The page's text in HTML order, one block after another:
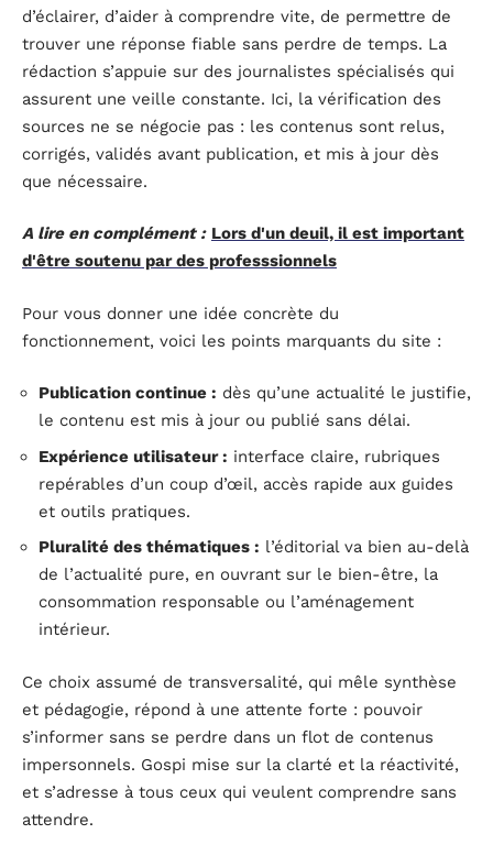
d’éclairer, d’aider à comprendre vite, de permettre de
trouver une réponse fiable sans perdre de temps. La
rédaction s’appuie sur des journalistes spécialisés qui
assurent une veille constante. Ici, la vérification des
sources ne se négocie pas : les contenus sont relus,
corrigés, validés avant publication, et mis à jour dès
que nécessaire.
A lire en complément : Lors d'un deuil, il est important
d'être soutenu par des professsionnels
Pour vous donner une idée concrète du
fonctionnement, voici les points marquants du site :
Publication continue : dès qu’une actualité le justifie,
le contenu est mis à jour ou publié sans délai.
Expérience utilisateur : interface claire, rubriques
repérables d’un coup d’œil, accès rapide aux guides
et outils pratiques.
Pluralité des thématiques : l’éditorial va bien au-delà
de l’actualité pure, en ouvrant sur le bien-être, la
consommation responsable ou l’aménagement
intérieur.
Ce choix assumé de transversalité, qui mêle synthèse
et pédagogie, répond à une attente forte : pouvoir
s’informer sans se perdre dans un flot de contenus
impersonnels. Gospi mise sur la clarté et la réactivité,
et s’adresse à tous ceux qui veulent comprendre sans
attendre.